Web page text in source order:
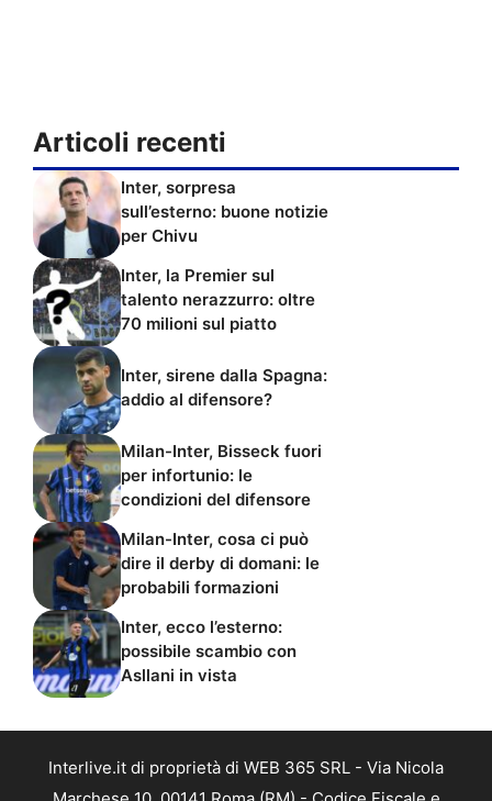
Articoli recenti
Inter, sorpresa
sull’esterno: buone notizie
per Chivu
Inter, la Premier sul
talento nerazzurro: oltre
70 milioni sul piatto
Inter, sirene dalla Spagna:
addio al difensore?
Milan-Inter, Bisseck fuori
per infortunio: le
condizioni del difensore
Milan-Inter, cosa ci può
dire il derby di domani: le
probabili formazioni
Inter, ecco l’esterno:
possibile scambio con
Asllani in vista
Interlive.it di proprietà di WEB 365 SRL - Via Nicola